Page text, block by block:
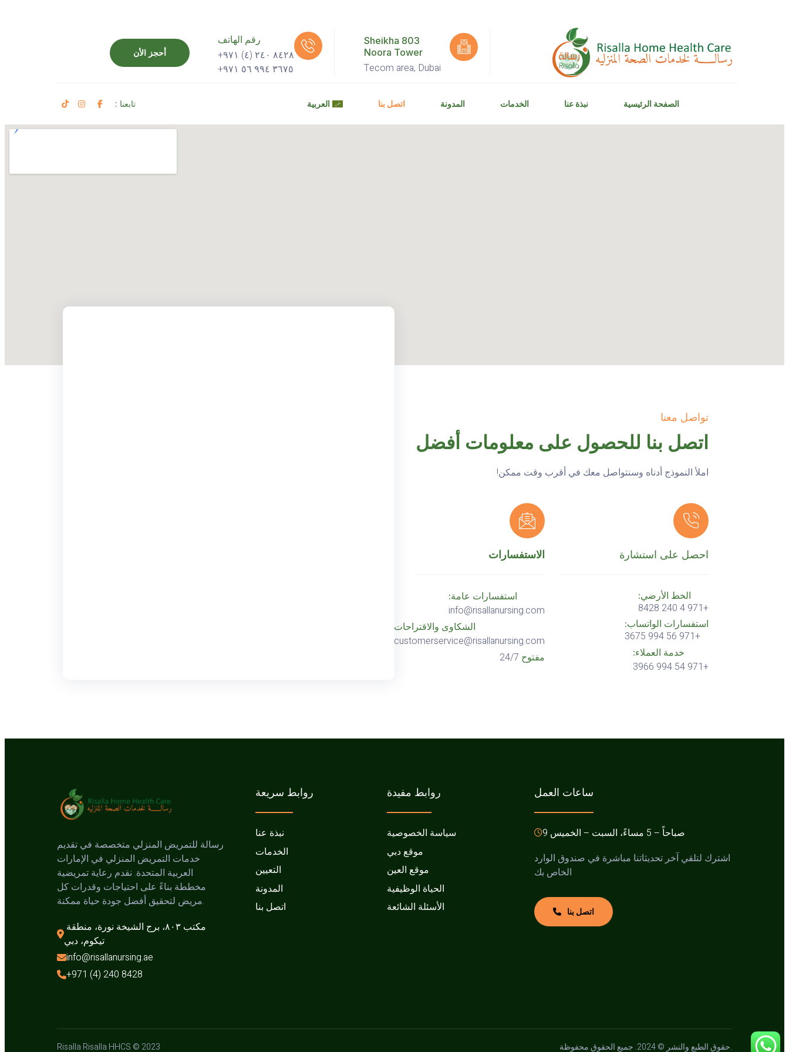
803 Sheikha
Noora Tower
Tecom area, Dubai
رقم الهاتف
٨٤٢٨ ٢٤٠‏ (٤) ٩٧١+‏
٣٦٧٥ ٩٩٤ ٥٦ ٩٧١+
أحجز الأن
الصفحة الرئيسية نبذة عنا الخدمات المدونة اتصل بنا العربية تابعنا :
تواصل معنا
اتصل بنا للحصول على معلومات أفضل
املأ النموذج أدناه وسنتواصل معك في أقرب وقت ممكن!
احصل على استشارة
الخط الأرضي:
+971 4 240 8428
استفسارات الواتساب:
+971 56 994 3675
خدمة العملاء:
+971 54 994 3966
الاستفسارات
استفسارات عامة:
info@risallanursing.com
الشكاوى والاقتراحات
customerservice@risallanursing.com
مفتوح 24/7
رسالة للتمريض المنزلي متخصصة في تقديم
خدمات التمريض المنزلي في الإمارات
العربية المتحدة. نقدم رعاية تمريضية
مخططة بناءً على احتياجات وقدرات كل
مريض لتحقيق أفضل جودة حياة ممكنة.
تيكوم، دبي
info@risallanursing.ae
+971 (4) 240 8428
روابط سريعة
نبذة عنا
الخدمات
التعيين
المدونة
اتصل بنا
روابط مفيدة
سياسة الخصوصية
موقع دبي
موقع العين
الحياة الوظيفية
الأسئلة الشائعة
ساعات العمل
9 صباحاً – 5 مساءً، السبت – الخميس
اشترك لتلقي آخر تحديثاتنا مباشرة في صندوق الوارد
الخاص بك
اتصل بنا
Risalla Risalla HHCS © 2023 حقوق الطبع والنشر © 2024. جميع الحقوق محفوظة.